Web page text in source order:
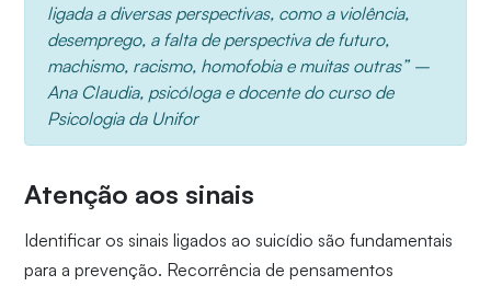
ligada a diversas perspectivas, como a violência,
desemprego, a falta de perspectiva de futuro,
machismo, racismo, homofobia e muitas outras” –
Ana Claudia, psicóloga e docente do curso de
Psicologia da Unifor
Atenção aos sinais
Identificar os sinais ligados ao suicídio são fundamentais
para a prevenção. Recorrência de pensamentos